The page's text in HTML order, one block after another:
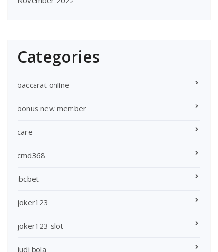
Categories
baccarat online
bonus new member
care
cmd368
ibcbet
joker123
joker123 slot
judi bola